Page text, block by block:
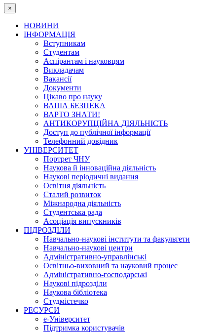
×
НОВИНИ
ІНФОРМАЦІЯ
Вступникам
Студентам
Аспірантам і науковцям
Викладачам
Вакансії
Документи
Цікаво про науку
ВАША БЕЗПЕКА
ВАРТО ЗНАТИ!
АНТИКОРУПЦІЙНА ДІЯЛЬНІСТЬ
Доступ до публічної інформації
Телефонний довідник
УНІВЕРСИТЕТ
Портрет ЧНУ
Наукова й інноваційна діяльність
Наукові періодичні видання
Освітня діяльність
Сталий розвиток
Міжнародна діяльність
Студентська рада
Асоціація випускників
ПІДРОЗДІЛИ
Навчально-наукові інститути та факультети
Навчально-наукові центри
Адміністративно-управлінські
Освітньо-виховний та науковий процес
Адміністративно-господарські
Наукові підрозділи
Наукова бібліотека
Студмістечко
РЕСУРСИ
е-Університет
Підтримка користувачів